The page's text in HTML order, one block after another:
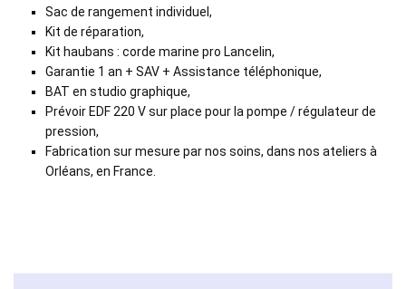
Sac de rangement individuel,
Kit de réparation,
Kit haubans : corde marine pro Lancelin,
Garantie 1 an + SAV + Assistance téléphonique,
BAT en studio graphique,
Prévoir EDF 220 V sur place pour la pompe / régulateur de
pression,
Fabrication sur mesure par nos soins, dans nos ateliers à
Orléans, en France.